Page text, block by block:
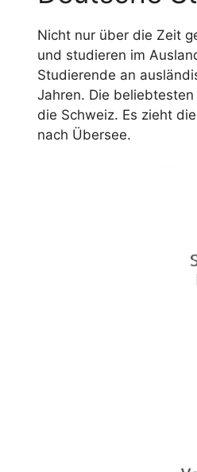
Nicht nur über die Zeit
und studieren im
Studierende an
Jahren. Die
die Schweiz. Es zieht
nach Übersee.